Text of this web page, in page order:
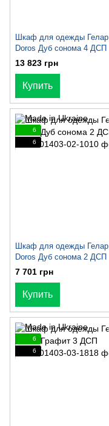
Шкаф для одежды Гелар
Doros Дуб сонома 4 ДСП
13 823 грн
Купить
6
6
Шкаф для одежды Гелар
Doros Дуб сонома 2 ДСП
7 701 грн
Купить
6
6